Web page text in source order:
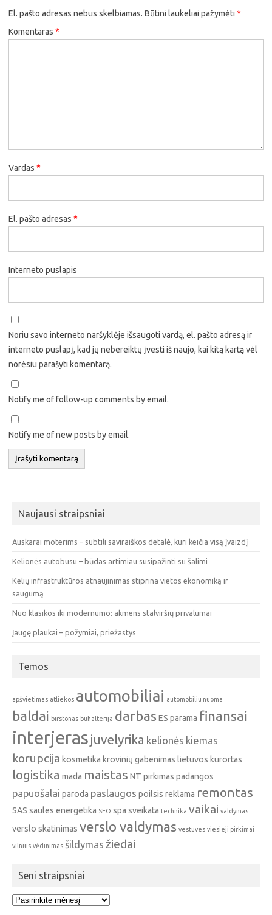
El. pašto adresas nebus skelbiamas. Būtini laukeliai pažymėti *
Komentaras *
Vardas *
El. pašto adresas *
Interneto puslapis
Noriu savo interneto naršyklėje išsaugoti vardą, el. pašto adresą ir
interneto puslapį, kad jų nebereiktų įvesti iš naujo, kai kitą kartą vėl
norėsiu parašyti komentarą.
Notify me of follow-up comments by email.
Notify me of new posts by email.
Naujausi straipsniai
Auskarai moterims – subtili saviraiškos detalė, kuri keičia visą įvaizdį
Kelionės autobusu – būdas artimiau susipažinti su šalimi
Kelių infrastruktūros atnaujinimas stiprina vietos ekonomiką ir
saugumą
Nuo klasikos iki modernumo: akmens stalviršių privalumai
Įaugę plaukai – požymiai, priežastys
Temos
apšvietimas atliekos automobiliai automobiliu nuoma
baldai birstonas buhalterija darbas ES parama finansai
interjeras juvelyrika kelionės kiemas
korupcija kosmetika krovinių gabenimas lietuvos kurortas
logistika mada maistas NT pirkimas padangos
papuošalai paroda paslaugos poilsis reklama remontas
SAS saules energetika SEO spa sveikata technika vaikai valdymas
verslo skatinimas verslo valdymas vestuves viesieji pirkimai
vilnius vėdinimas šildymas žiedai
Seni straipsniai
Seni